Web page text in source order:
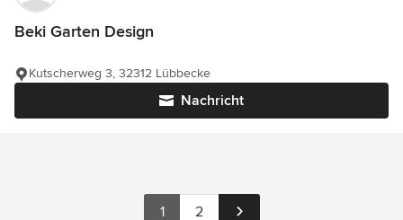
Beki Garten Design
Nachricht
Kutscherweg 3, 32312 Lübbecke
1 2